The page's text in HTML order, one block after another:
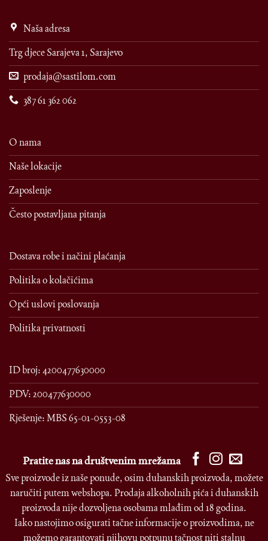
Naša adresa
Trg djece Sarajeva 1, Sarajevo
prodaja@sastilom.com
387 61 362 062
O nama
Naše lokacije
Zaposlenje
Često postavljana pitanja
Dostava robe i načini plaćanja
Politika o kolačićima
Opći uslovi poslovanja
Politika privatnosti
ID broj: 4200477630000
PDV: 200477630000
Rješenje: MBS 65-01-0553-08
Pratite nas na društvenim mrežama
Sve proizvode iz naše ponude, osim duhanskih proizvoda, možete
naručiti putem webshopa. Prodaja alkoholnih pića i duhanskih
proizvoda nije dozvoljena osobama mlađim od 18 godina.
Iako nastojimo osigurati tačne informacije o proizvodima, ne
možemo garantovati njihovu potpunu tačnost niti stalnu